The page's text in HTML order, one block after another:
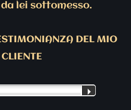
lei sottomesso.
DEL MIO
CLIENTE
P